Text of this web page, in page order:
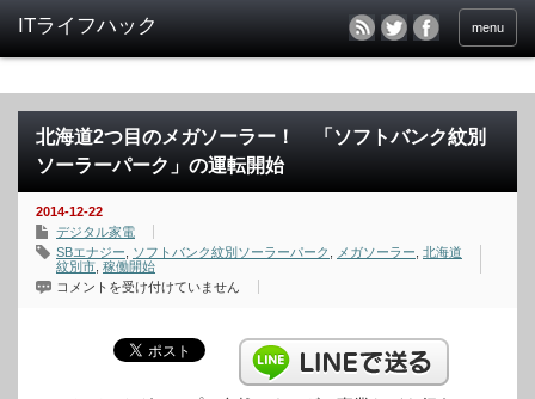
menu
北海道2つ目のメガソーラー！ 「ソフトバンク紋別
ソーラーパーク」の運転開始
2014-12-22
デジタル家電
SBエナジー
ソフトバンク紋別ソーラーパーク メガソーラー 北海道
紋別市 稼働開始
北
コメントを受け付けていません